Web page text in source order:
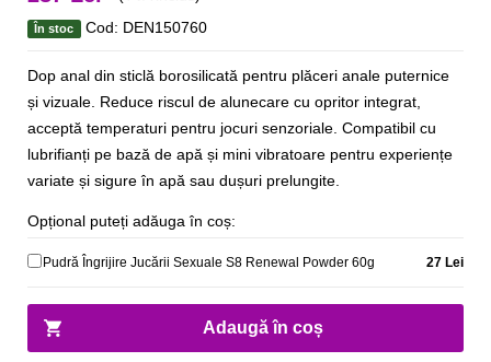
În stoc Cod: DEN150760
Dop anal din sticlă borosilicată pentru plăceri anale puternice
și vizuale. Reduce riscul de alunecare cu opritor integrat,
acceptă temperaturi pentru jocuri senzoriale. Compatibil cu
lubrifianți pe bază de apă și mini vibratoare pentru experiențe
variate și sigure în apă sau dușuri prelungite.
Opțional puteți adăuga în coș:
Pudră Îngrijire Jucării Sexuale S8 Renewal Powder 60g 27 Lei
Adaugă în coș